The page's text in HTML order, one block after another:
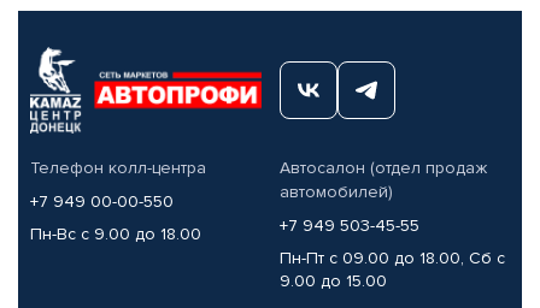
Телефон колл-центра
+7 949 00-00-550
Пн-Вс с 9.00 до 18.00
Автосалон (отдел продаж
автомобилей)
+7 949 503-45-55
Пн-Пт с 09.00 до 18.00, Сб с
9.00 до 15.00